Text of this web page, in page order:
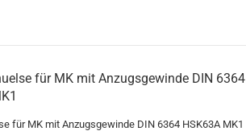
für MK mit Anzugsgewinde DIN 6364
für MK mit Anzugsgewinde DIN 6364 HSK63A MK1